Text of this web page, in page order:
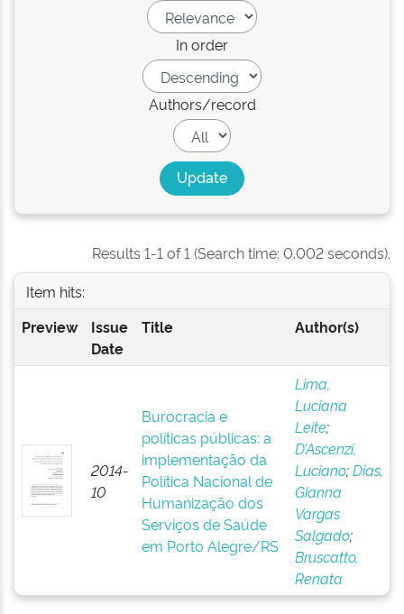
In order
Authors/record
Results 1-1 of 1 (Search time: 0.002 seconds).
Item hits:
Preview
Issue
Date
Title Author(s)
2014-
10
Burocracia e
políticas públicas: a
implementação da
Política Nacional de
Humanização dos
Serviços de Saúde
em Porto Alegre/RS
Lima,
Luciana
Leite;
D’Ascenzi,
Luciano;Dias,
Gianna
Vargas
Salgado;
Bruscatto,
Renata